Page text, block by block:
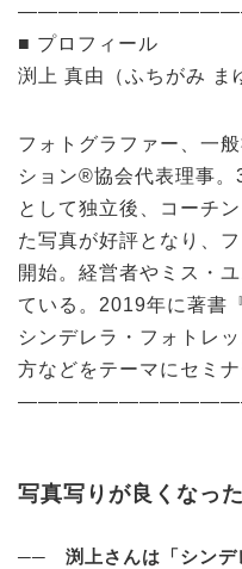
■ プロフィール
渕上 真由（ふちがみ ま
フォトグラファー、一
ション®協会代表理事
として独立後、コーチ
た写真が好評となり、
開始。経営者やミス・
ている。2019年に著書
シンデレラ・フォトレ
方などをテーマにセミナ
写真写りが良くなっ
── 渕上さんは「シンデ